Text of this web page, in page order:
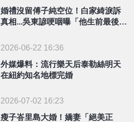
婚禮沒留傅子純空位！白家綺淚訴
真相...吳東諺哽咽曝「他生前最後的
2026-06-22 16:36
外媒爆料：流行樂天后泰勒絲明天
在紐約知名地標完婚
2026-07-02 16:23
瘦子峇里島大婚！嬌妻「絕美正